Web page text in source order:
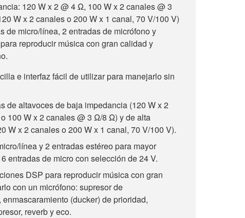
120 W x 2 @ 4 Ω, 100 W x 2 canales @ 3
W x 2 canales o 200 W x 1 canal, 70 V/100 V)
de micro/línea, 2 entradas de micrófono y
reproducir música con gran calidad y
e interfaz fácil de utilizar para manejarlo sin
de altavoces de baja impedancia (120 W x 2
100 W x 2 canales @ 3 Ω/8 Ω) y de alta
W x 2 canales o 200 W x 1 canal, 70 V/100 V).
línea y 2 entradas estéreo para mayor
entradas de micro con selección de 24 V.
DSP para reproducir música con gran
con un micrófono: supresor de
(ducker) de prioridad,
reverb y eco.